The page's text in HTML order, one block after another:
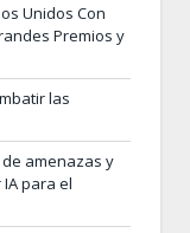
Unidos Con
Premios y
las
amenazas y
para el